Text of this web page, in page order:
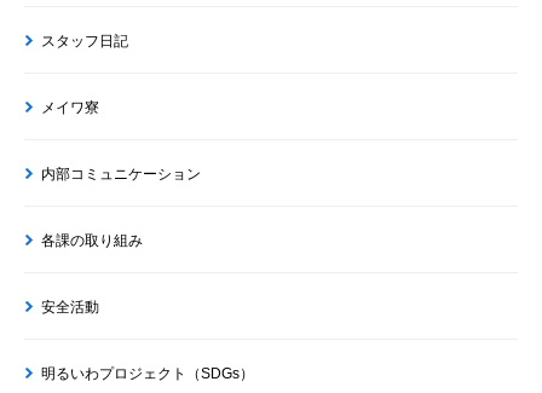
スタッフ日記
メイワ寮
内部コミュニケーション
各課の取り組み
安全活動
明るいわプロジェクト（SDGs）